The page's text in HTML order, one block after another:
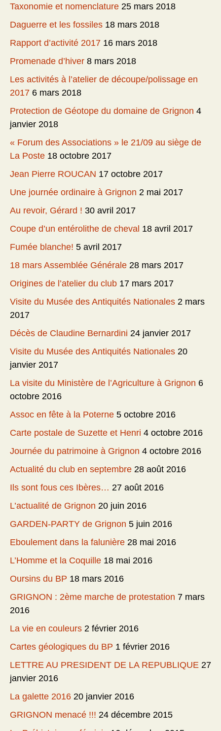
Taxonomie et nomenclature 25 mars 2018
Daguerre et les fossiles 18 mars 2018
Rapport d’activité 2017 16 mars 2018
Promenade d’hiver 8 mars 2018
Les activités à l’atelier de découpe/polissage en
2017 6 mars 2018
Protection de Géotope du domaine de Grignon 4
janvier 2018
« Forum des Associations » le 21/09 au siège de
La Poste 18 octobre 2017
Jean Pierre ROUCAN 17 octobre 2017
Une journée ordinaire à Grignon 2 mai 2017
Au revoir, Gérard ! 30 avril 2017
Coupe d’un entérolithe de cheval 18 avril 2017
Fumée blanche! 5 avril 2017
18 mars Assemblée Générale 28 mars 2017
Origines de l’atelier du club 17 mars 2017
Visite du Musée des Antiquités Nationales 2 mars
2017
Décès de Claudine Bernardini 24 janvier 2017
Visite du Musée des Antiquités Nationales 20
janvier 2017
La visite du Ministère de l’Agriculture à Grignon 6
octobre 2016
Assoc en fête à la Poterne 5 octobre 2016
Carte postale de Suzette et Henri 4 octobre 2016
Journée du patrimoine à Grignon 4 octobre 2016
Actualité du club en septembre 28 août 2016
Ils sont fous ces Ibères… 27 août 2016
L’actualité de Grignon 20 juin 2016
GARDEN-PARTY de Grignon 5 juin 2016
Eboulement dans la falunière 28 mai 2016
L’Homme et la Coquille 18 mai 2016
Oursins du BP 18 mars 2016
GRIGNON : 2ème marche de protestation 7 mars
2016
La vie en couleurs 2 février 2016
Cartes géologiques du BP 1 février 2016
LETTRE AU PRESIDENT DE LA REPUBLIQUE 27
janvier 2016
La galette 2016 20 janvier 2016
GRIGNON menacé !!! 24 décembre 2015